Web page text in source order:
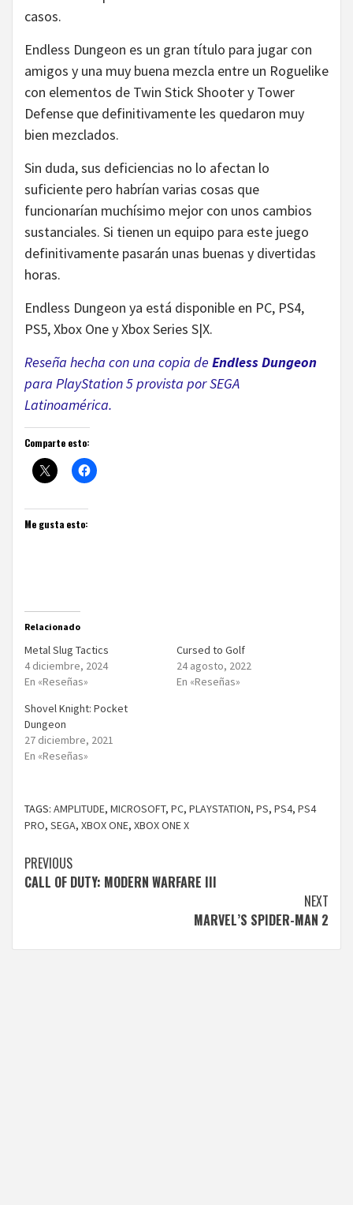
casos.
Endless Dungeon es un gran título para jugar con
amigos y una muy buena mezcla entre un Roguelike
con elementos de Twin Stick Shooter y Tower
Defense que definitivamente les quedaron muy
bien mezclados.
Sin duda, sus deficiencias no lo afectan lo
suficiente pero habrían varias cosas que
funcionarían muchísimo mejor con unos cambios
sustanciales. Si tienen un equipo para este juego
definitivamente pasarán unas buenas y divertidas
horas.
Endless Dungeon ya está disponible en PC, PS4,
PS5, Xbox One y Xbox Series S|X.
Reseña hecha con una copia de Endless Dungeon
para PlayStation 5 provista por SEGA
Latinoamérica.
Comparte esto:
Me gusta esto:
Relacionado
Metal Slug Tactics
4 diciembre, 2024
En «Reseñas»
Cursed to Golf
24 agosto, 2022
En «Reseñas»
Shovel Knight: Pocket
Dungeon
27 diciembre, 2021
En «Reseñas»
TAGS: AMPLITUDE, MICROSOFT, PC, PLAYSTATION, PS, PS4, PS4
PRO, SEGA, XBOX ONE, XBOX ONE X
Continue
Reading
PREVIOUS
CALL OF DUTY: MODERN WARFARE III
NEXT
MARVEL’S SPIDER-MAN 2